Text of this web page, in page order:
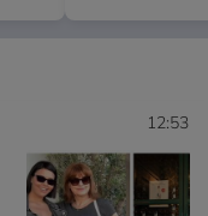
12:53